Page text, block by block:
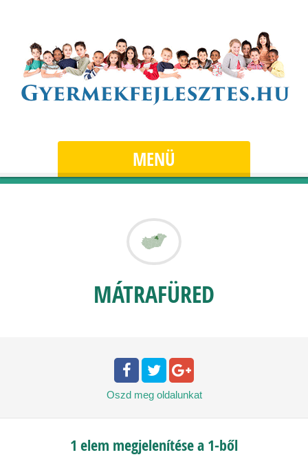
MENÜ
MÁTRAFÜRED
Oszd meg oldalunkat
1 elem megjelenítése a 1-ből